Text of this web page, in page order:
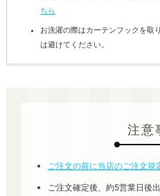
ちら
お洗濯の際はカーテンフックを取
は避けてください。
注意
ご注文の前に当店のご注文規
ご注文確定後、約5営業日後